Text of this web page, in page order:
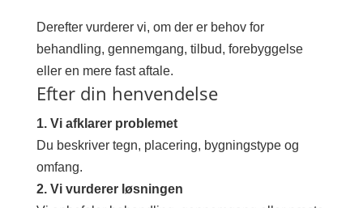
Derefter vurderer vi, om der er behov for
behandling, gennemgang, tilbud, forebyggelse
eller en mere fast aftale.
Efter din henvendelse
1. Vi afklarer problemet
Du beskriver tegn, placering, bygningstype og
omfang.
2. Vi vurderer løsningen